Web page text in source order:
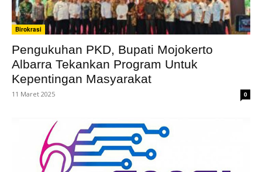
Birokrasi
Pengukuhan PKD, Bupati Mojokerto
Albarra Tekankan Program Untuk
Kepentingan Masyarakat
11 Maret 2025 0